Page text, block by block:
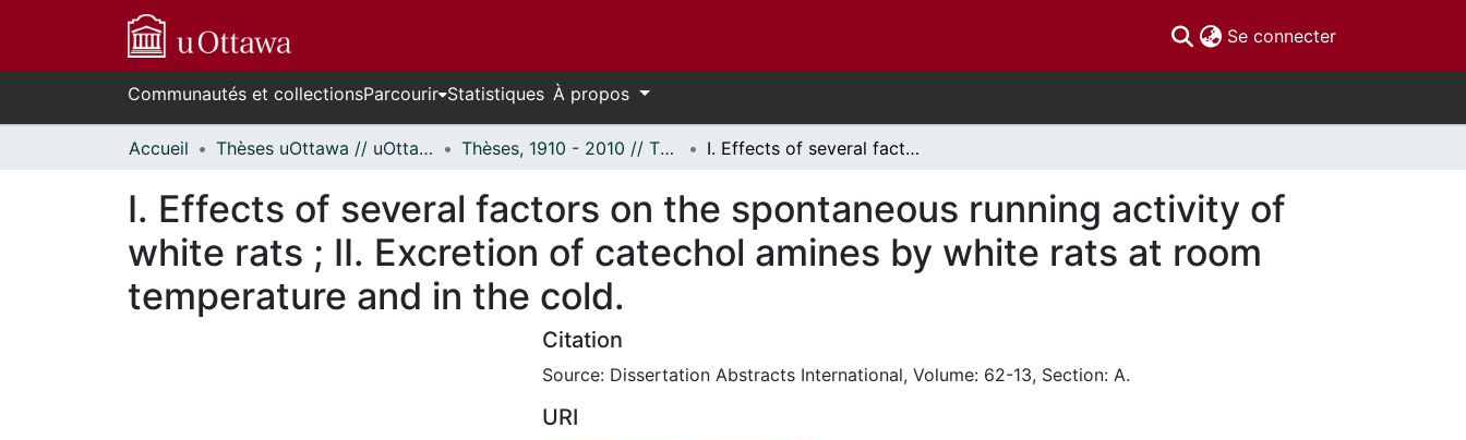
Se connecter(current)
Communautés et collectionsParcourir Statistiques À propos
Accueil Thèses uOttawa // uOttawa Theses Thèses, 1910 - 2010 // Theses, 1910 - 2010 I. Effects of several factors on the spontaneous running activity of white rats ; II. Excretion of catechol amines by white rats at room temperature and in the cold.
I. Effects of several factors on the spontaneous running activity of
white rats ; II. Excretion of catechol amines by white rats at room
temperature and in the cold.
Citation
Source: Dissertation Abstracts International, Volume: 62-13, Section: A.
URI